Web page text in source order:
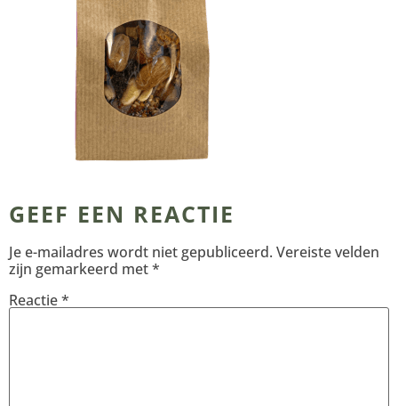
GEEF EEN REACTIE
Je e-mailadres wordt niet gepubliceerd. Vereiste velden
zijn gemarkeerd met*
Reactie*